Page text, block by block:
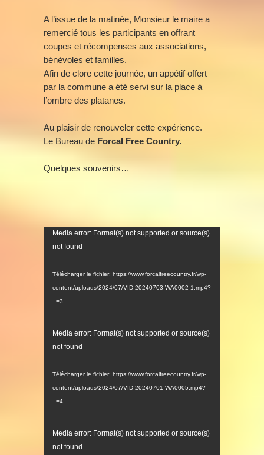
A l’issue de la matinée, Monsieur le maire a
remercié tous les participants en offrant
coupes et récompenses aux associations,
bénévoles et familles.
Afin de clore cette journée, un appétif offert
par la commune a été servi sur la place à
l’ombre des platanes.
Au plaisir de renouveler cette expérience.
Le Bureau de Forcal Free Country.
Quelques souvenirs…
Lecteur
vidéo
Media error: Format(s) not supported or source(s)
not found
Télécharger le fichier: https://www.forcalfreecountry.fr/wp-
content/uploads/2024/07/VID-20240703-WA0002-1.mp4?
_=3
Lecteur
vidéo
Media error: Format(s) not supported or source(s)
not found
Télécharger le fichier: https://www.forcalfreecountry.fr/wp-
content/uploads/2024/07/VID-20240701-WA0005.mp4?
_=4
Lecteur
vidéo
Media error: Format(s) not supported or source(s)
not found